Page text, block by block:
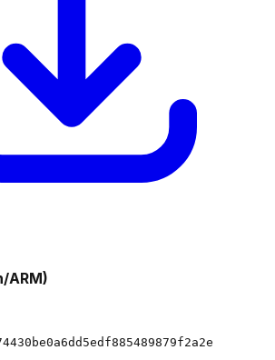
ARM)